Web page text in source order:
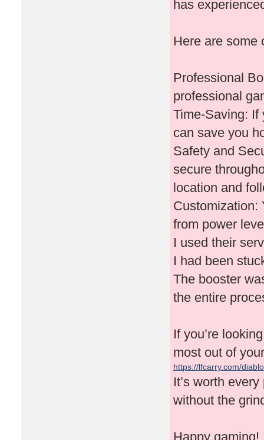
has
Here are some
Professional
professional
Time-Saving: If
can save you
Safety and
secure
location and
Customization:
from power
I used their
I had been
The booster
the entire
If you’re
most out of
https://lfcarry.com/
It’s worth
without the
Happy gaming!